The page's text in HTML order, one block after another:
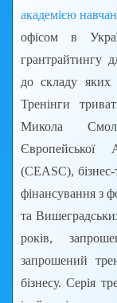
академією
офісом в
грантрайтингу
до складу
Тренінги
Микола
Європейської
(CEASC), бізнес-
фінансування з
та
років,
запрошений
бізнесу. Серія